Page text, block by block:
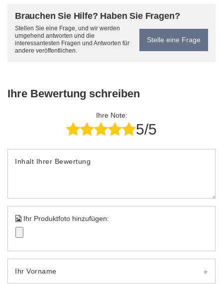
Brauchen Sie Hilfe? Haben Sie Fragen?
Stellen Sie eine Frage, und wir werden
umgehend antworten und die
interessantesten Fragen und Antworten für
andere veröffentlichen.
Stelle eine Frage
Ihre Bewertung schreiben
Ihre Note:
5/5
Inhalt Ihrer Bewertung
Ihr Produktfoto hinzufügen:
Ihr Vorname